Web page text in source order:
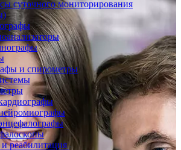
суточного мониторирования
и спирометры
реабилитация